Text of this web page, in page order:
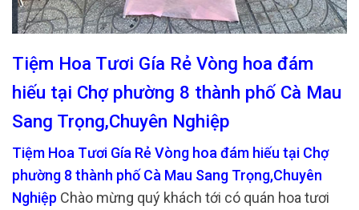
Tiệm Hoa Tươi Gía Rẻ Vòng hoa đám
hiếu tại Chợ phường 8 thành phố Cà Mau
Sang Trọng,Chuyên Nghiệp
Tiệm Hoa Tươi Gía Rẻ Vòng hoa đám hiếu tại Chợ
phường 8 thành phố Cà Mau Sang Trọng,Chuyên
Nghiệp Chào mừng quý khách tới có quán hoa tươi